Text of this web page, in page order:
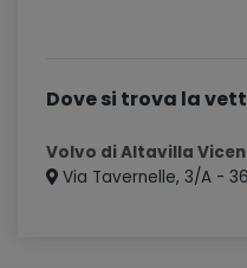
Dove si trova la
Volvo di Altavilla
Via Tavernelle, 3/A -